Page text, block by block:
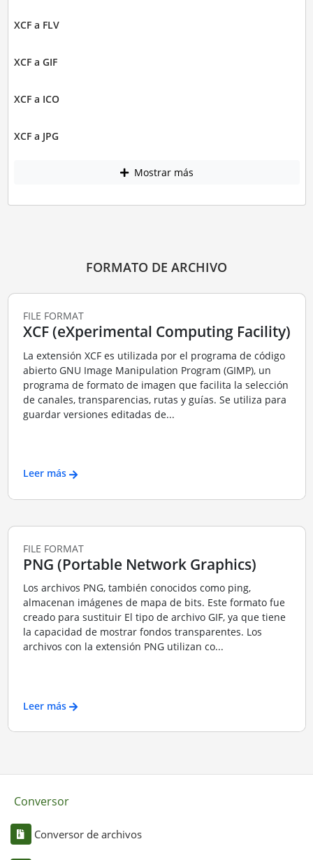
XCF a FLV
XCF a GIF
XCF a ICO
XCF a JPG
Mostrar más
FORMATO DE ARCHIVO
FILE FORMAT
XCF (eXperimental Computing Facility)
La extensión XCF es utilizada por el programa de código
abierto GNU Image Manipulation Program (GIMP), un
programa de formato de imagen que facilita la selección
de canales, transparencias, rutas y guías. Se utiliza para
guardar versiones editadas de...
Leer más
FILE FORMAT
PNG (Portable Network Graphics)
Los archivos PNG, también conocidos como ping,
almacenan imágenes de mapa de bits. Este formato fue
creado para sustituir El tipo de archivo GIF, ya que tiene
la capacidad de mostrar fondos transparentes. Los
archivos con la extensión PNG utilizan co...
Leer más
Conversor
Conversor de archivos